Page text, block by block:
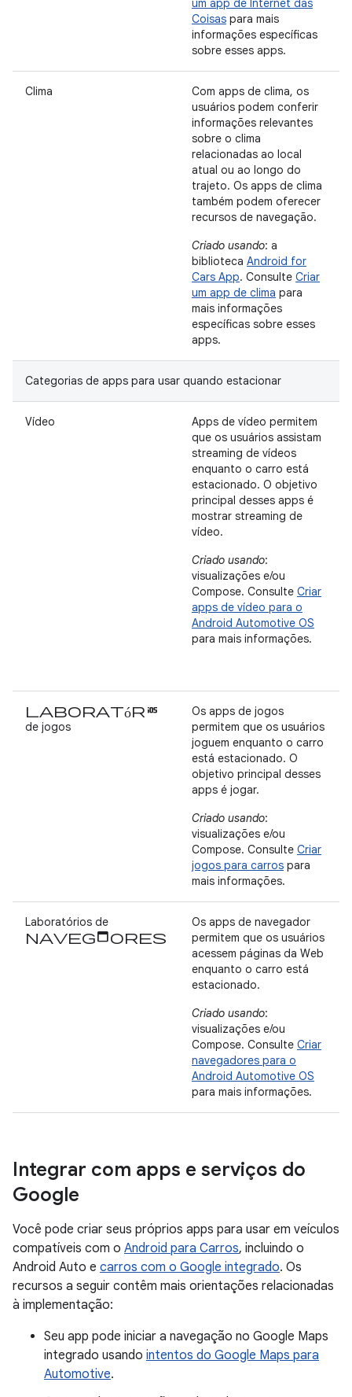
Coisas para mais
informações específicas
sobre esses apps.
Clima
Com apps de clima, os
usuários podem conferir
informações relevantes
sobre o clima
relacionadas ao local
atual ou ao longo do
trajeto. Os apps de clima
também podem oferecer
recursos de navegação.
Criado usando: a
biblioteca Android for
Cars App. Consulte Criar
um app de clima para
mais informações
específicas sobre esses
apps.
Categorias de apps para usar quando estacionar
Vídeo
Apps de vídeo permitem
que os usuários assistam
streaming de vídeos
enquanto o carro está
estacionado. O objetivo
principal desses apps é
mostrar streaming de
vídeo.
Criado usando:
visualizações e/ou
Compose. Consulte Criar
apps de vídeo para o
Android Automotive OS
para mais informações.
Laboratórios
de jogos
Os apps de jogos
permitem que os usuários
joguem enquanto o carro
está estacionado. O
objetivo principal desses
apps é jogar.
Criado usando:
visualizações e/ou
Compose. Consulte Criar
jogos para carros para
mais informações.
Laboratórios de
navegadores
Os apps de navegador
permitem que os usuários
acessem páginas da Web
enquanto o carro está
estacionado.
Criado usando:
visualizações e/ou
Compose. Consulte Criar
navegadores para o
Android Automotive OS
para mais informações.
Integrar com apps e serviços do
Google
Você pode criar seus próprios apps para usar em veículos
compatíveis com o Android para Carros, incluindo o
Android Auto e carros com o Google integrado. Os
recursos a seguir contêm mais orientações relacionadas
à implementação:
Seu app pode iniciar a navegação no Google Maps
integrado usando intentos do Google Maps para
Automotive.